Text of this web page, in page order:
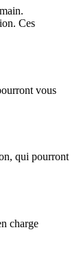
Ces
vous
qui pourront
charge